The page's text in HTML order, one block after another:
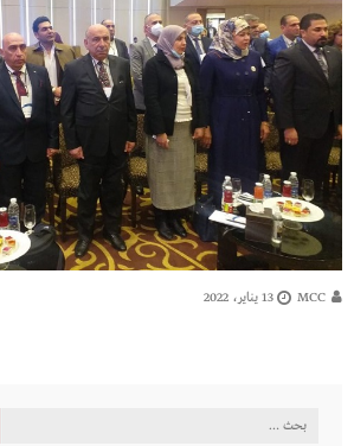
MCC 13 يناير، 2022
البحث